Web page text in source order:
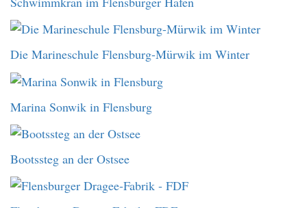
Die Marineschule Flensburg-Mürwik im Winter
Marina Sonwik in Flensburg
Bootssteg an der Ostsee